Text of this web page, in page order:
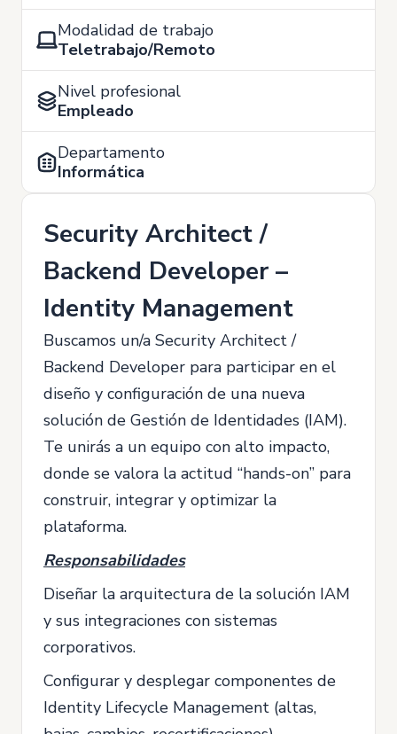
Modalidad de trabajo
Teletrabajo/Remoto
Nivel profesional
Empleado
Departamento
Informática
Security Architect /
Backend Developer –
Identity Management
Buscamos un/a Security Architect /
Backend Developer para participar en el
diseño y configuración de una nueva
solución de Gestión de Identidades (IAM).
Te unirás a un equipo con alto impacto,
donde se valora la actitud “hands-on” para
construir, integrar y optimizar la
plataforma.
Responsabilidades
Diseñar la arquitectura de la solución IAM
y sus integraciones con sistemas
corporativos.
Configurar y desplegar componentes de
Identity Lifecycle Management (altas,